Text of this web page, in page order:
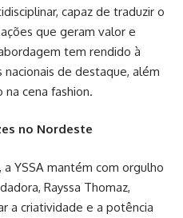
capaz de traduzir o
que geram valor e
tem rendido à
nacionais de destaque, além
cena fashion.
no Nordeste
YSSA mantém com orgulho
Rayssa Thomaz,
a criatividade e a potência